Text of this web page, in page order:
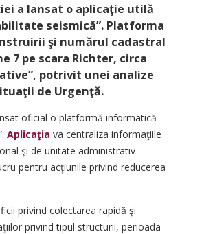
a lansat o aplicaţie utilă
seismică”. Platforma
şi numărul cadastral
7 pe scara Richter, circa
potrivit unei analize
de Urgenţă.
oficial o platformă informatică
Aplicaţia va centraliza informaţiile
şi de unitate administrativ-
pentru acţiunile privind reducerea
privind colectarea rapidă şi
privind tipul structurii, perioada